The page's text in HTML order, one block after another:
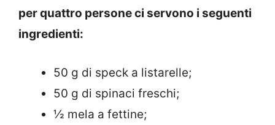
per quattro persone ci servono i seguenti
ingredienti:
50 g di speck a listarelle;
50 g di spinaci freschi;
½ mela a fettine;